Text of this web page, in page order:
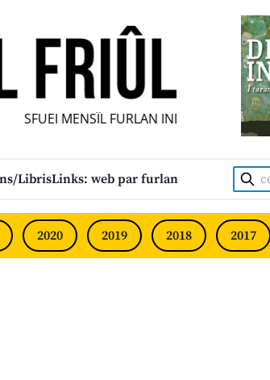
SFUEI MENSÎL FURLAN INDIPENDENT •
LibrisLinks: web par furlan Cerca:
2020 2019 2018 2017